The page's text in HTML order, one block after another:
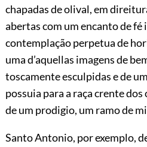
chapadas de olival, em
abertas com um encanto de fé
contemplação perpetua de
uma d’aquellas imagens de
toscamente esculpidas e de
possuia para a raça crente
de um prodigio, um ramo de
Santo Antonio, por exemplo,